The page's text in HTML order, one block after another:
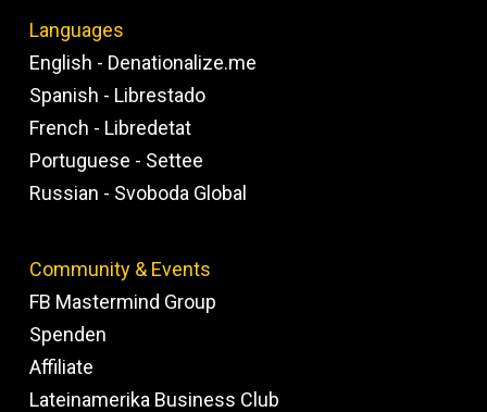
Languages
English - Denationalize.me
Spanish - Librestado
French - Libredetat
Portuguese - Settee
Russian - Svoboda Global
Community & Events
FB Mastermind Group
Spenden
Affiliate
Lateinamerika Business Club